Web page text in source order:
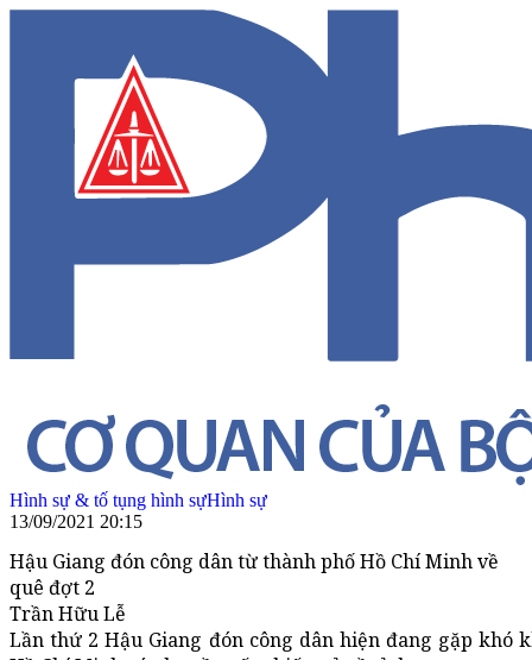
Hình sự & tố tụng hình sựHình sự
13/09/2021 20:15
Hậu Giang đón công dân từ thành phố Hồ Chí Minh về
quê đợt 2
Trần Hữu Lễ
Lần thứ 2 Hậu Giang đón công dân hiện đang gặp khó